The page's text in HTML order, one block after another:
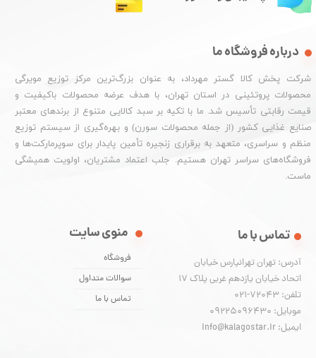
درباره فروشگاه ما
شرکت پخش کالا گستر مهرداد، به عنوان بزرگ‌ترین مرکز توزیع مویرگی
محصولات پروتئینی در استان تهران، با هدف عرضه محصولات باکیفیت و
قیمت رقابتی تأسیس شد. ما با تکیه بر سبد کالایی متنوع از برندهای معتبر
صنایع غذایی کشور (از جمله محصولات سورن) و بهره‌گیری از سیستم توزیع
منظم و سراسری، متعهد به برقراری زنجیره تأمین پایدار برای سوپرمارکت‌ها و
فروشگاه‌های سراسر تهران هستیم. جلب اعتماد مشتریان، اولویت همیشگی
ماست.
منوی سایت
فروشگاه
سوالات متداول
تماس با ما
تماس با ما
آدرس: تهران تهرانپارس خیابان
اتحاد خیابان یازدهم غربی پلاک ۱۷
تلفن: 72043-021
موبایل: 09225096430
ایمیل: info@kalagostar.ir